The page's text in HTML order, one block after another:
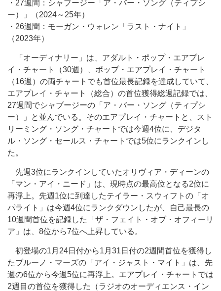
・27週間：シャブージー「ア・バー・ソング（ティプシ
ー）」（2024～25年）
・26週間：モーガン・ウォレン「ラスト・ナイト」
（2023年）
「オーディナリー」は、アダルト・ポップ・エアプレ
イ・チャート（30週）、ポップ・エアプレイ・チャート
（16週）の両チャートでも首位最長記録を達成していて、
エアプレイ・チャート（総合）の首位獲得総週記録では、
27週間でシャブージーの「ア・バー・ソング（ティプシ
ー）」と並んでいる。そのエアプレイ・チャートと、スト
リーミング・ソング・チャートでは今週4位に、デジタ
ル・ソング・セールス・チャートでは5位にランクインし
た。
先週3位にランクインしていたオリヴィア・ディーンの
「マン・アイ・ニード」は、現時点の最高位となる2位に
再浮上。先週1位に到達したテイラー・スウィフトの「オ
パライト」は今週4位にランクダウンしたが、自己最長の
10週間首位を記録した「ザ・フェイト・オブ・オフィーリ
ア」は、8位から7位へ上昇している。
初登場の1月24日付から1月31日付の2週間首位を獲得し
たブルーノ・マーズの「アイ・ジャスト・マイト」は、先
週の6位から今週5位に再浮上。エアプレイ・チャートでは
2週目の首位を獲得した（ラジオのオーディエンス・イン